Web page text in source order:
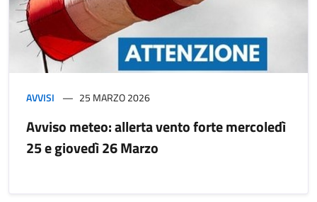
AVVISI 25 MARZO 2026
Avviso meteo: allerta vento forte mercoledì
25 e giovedì 26 Marzo